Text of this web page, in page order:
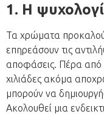
1. Η
Τα χρώματα
επηρεάσουν τις
αποφάσεις. Πέρα
χιλιάδες ακόμα
μπορούν να
Ακολουθεί μια